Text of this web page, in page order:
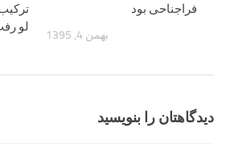
لو
فراجناحی بود
بهمن 4, 1395
دیدگاهتان را بنویسید